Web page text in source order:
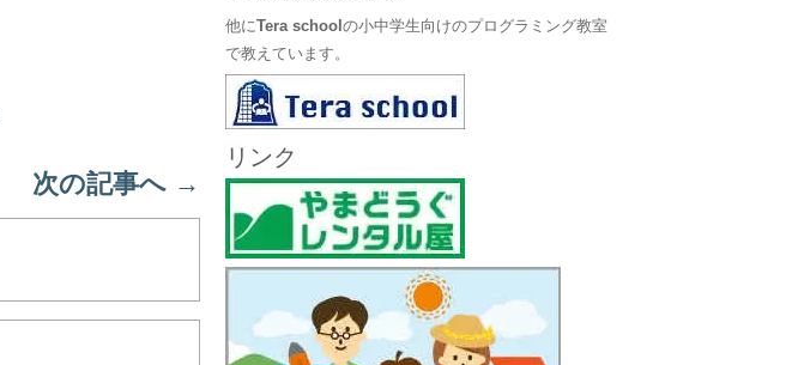
次の記事へ →
他にTera schoolの小中学生向けのプログラミング教室
で教えています。
リンク